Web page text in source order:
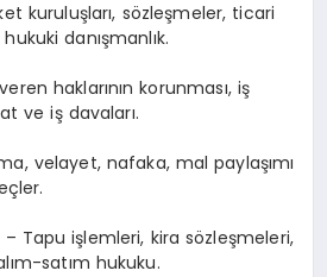
kuruluşları, sözleşmeler, ticari
danışmanlık.
haklarının korunması, iş
ve iş davaları.
velayet, nafaka, mal paylaşımı
Tapu işlemleri, kira sözleşmeleri,
satım hukuku.